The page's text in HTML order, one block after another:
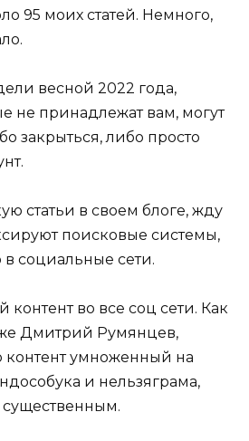
95 моих статей. Немного,
весной 2022 года,
не принадлежат вам, могут
закрыться, либо просто
статьи в своем блоге, жду
поисковые системы,
социальные сети.
контент во все соц сети. Как
же Дмитрий Румянцев,
контент умноженный на
и нельзяграма,